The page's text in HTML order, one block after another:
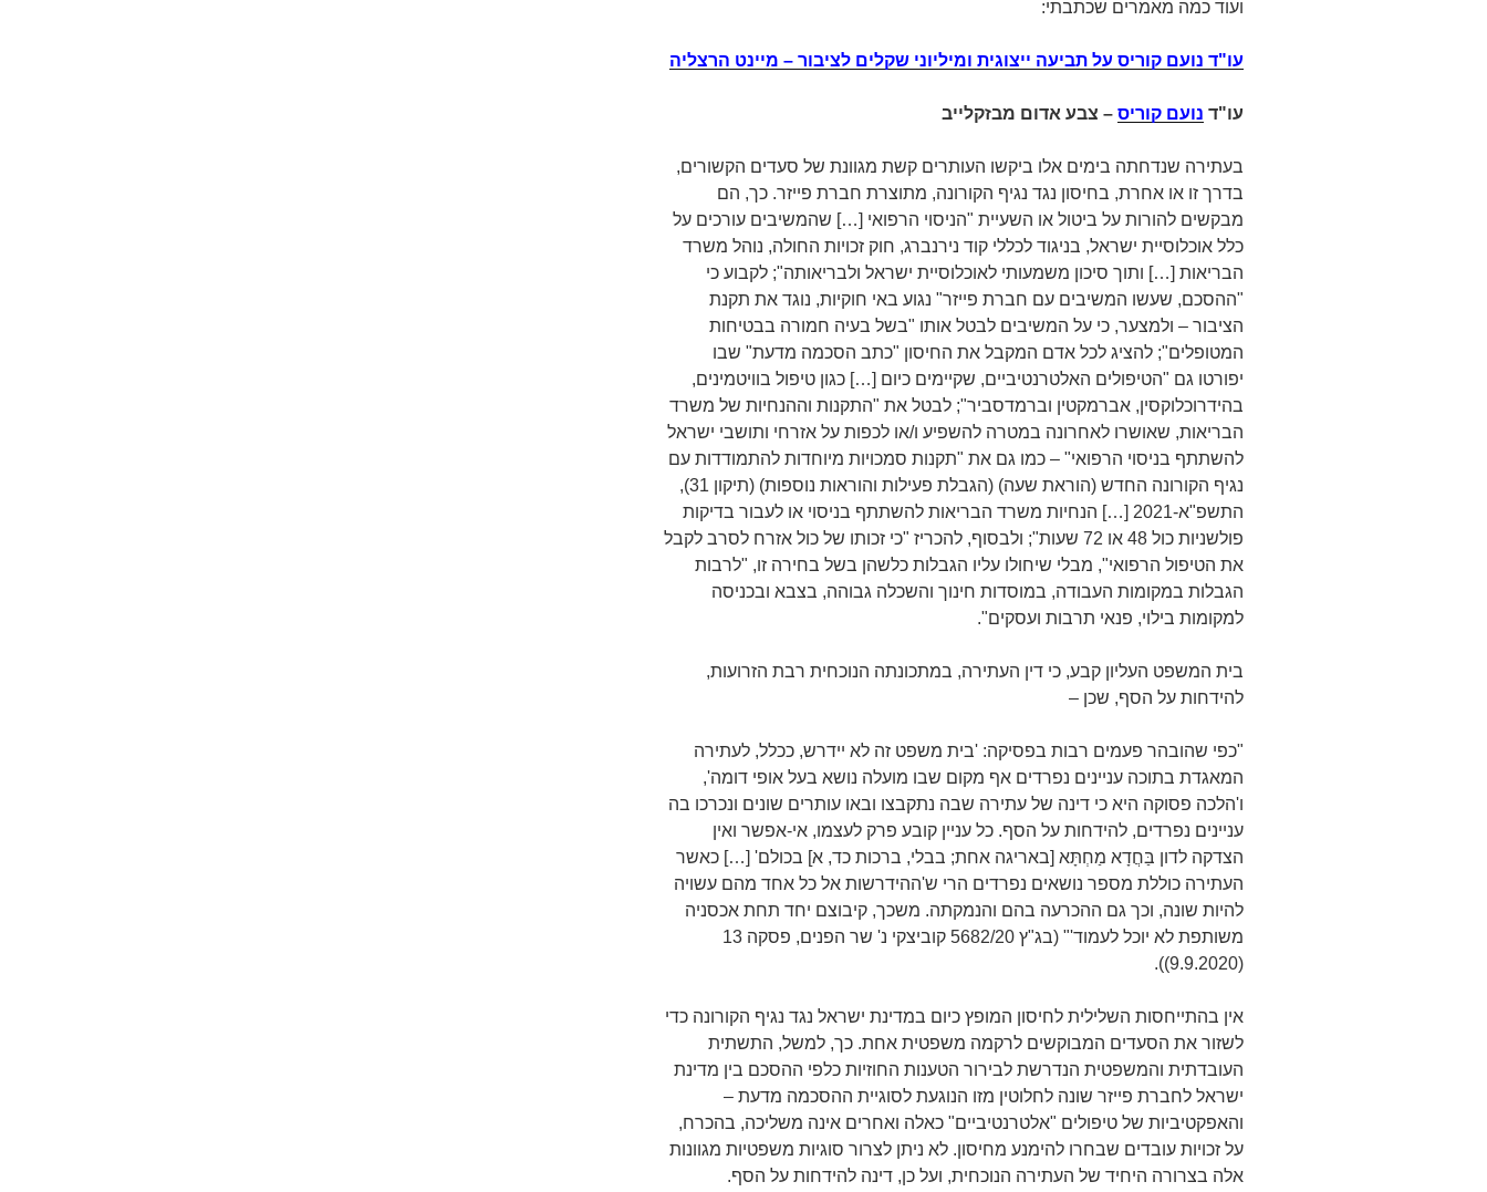
ועוד כמה מאמרים שכתבתי:
עו"ד נועם קוריס על תביעה ייצוגית ומיליוני שקלים לציבור – מיינט הרצליה
עו"ד נועם קוריס – צבע אדום מבזקלייב
בעתירה שנדחתה בימים אלו ביקשו העותרים קשת מגוונת של סעדים הקשורים,
בדרך זו או אחרת, בחיסון נגד נגיף הקורונה, מתוצרת חברת פייזר. כך, הם
מבקשים להורות על ביטול או השעיית "הניסוי הרפואי […] שהמשיבים עורכים על
כלל אוכלוסיית ישראל, בניגוד לכללי קוד נירנברג, חוק זכויות החולה, נוהל משרד
הבריאות […] ותוך סיכון משמעותי לאוכלוסיית ישראל ולבריאותה"; לקבוע כי
"ההסכם, שעשו המשיבים עם חברת פייזר" נגוע באי חוקיות, נוגד את תקנת
הציבור – ולמצער, כי על המשיבים לבטל אותו "בשל בעיה חמורה בבטיחות
המטופלים"; להציג לכל אדם המקבל את החיסון "כתב הסכמה מדעת" שבו
יפורטו גם "הטיפולים האלטרנטיביים, שקיימים כיום […] כגון טיפול בוויטמינים,
בהידרוכלוקסין, אברמקטין וברמדסביר"; לבטל את "התקנות וההנחיות של משרד
הבריאות, שאושרו לאחרונה במטרה להשפיע ו/או לכפות על אזרחי ותושבי ישראל
להשתתף בניסוי הרפואי" – כמו גם את "תקנות סמכויות מיוחדות להתמודדות עם
נגיף הקורונה החדש (הוראת שעה) (הגבלת פעילות והוראות נוספות) (תיקון 31),
התשפ"א-2021 […] הנחיות משרד הבריאות להשתתף בניסוי או לעבור בדיקות
פולשניות כול 48 או 72 שעות"; ולבסוף, להכריז "כי זכותו של כול אזרח לסרב לקבל
את הטיפול הרפואי", מבלי שיחולו עליו הגבלות כלשהן בשל בחירה זו, "לרבות
הגבלות במקומות העבודה, במוסדות חינוך והשכלה גבוהה, בצבא ובכניסה
למקומות בילוי, פנאי תרבות ועסקים".
בית המשפט העליון קבע, כי דין העתירה, במתכונתה הנוכחית רבת הזרועות,
להידחות על הסף, שכן –
"כפי שהובהר פעמים רבות בפסיקה: 'בית משפט זה לא יידרש, ככלל, לעתירה
המאגדת בתוכה עניינים נפרדים אף מקום שבו מועלה נושא בעל אופי דומה',
ו'הלכה פסוקה היא כי דינה של עתירה שבה נתקבצו ובאו עותרים שונים ונכרכו בה
עניינים נפרדים, להידחות על הסף. כל עניין קובע פרק לעצמו, אי-אפשר ואין
הצדקה לדון בַּחֲדָא מַחְתָּא [באריגה אחת; בבלי, ברכות כד, א] בכולם' […] כאשר
העתירה כוללת מספר נושאים נפרדים הרי ש'ההידרשות אל כל אחד מהם עשויה
להיות שונה, וכך גם ההכרעה בהם והנמקתה. משכך, קיבוצם יחד תחת אכסניה
משותפת לא יוכל לעמוד'" (בג"ץ 5682/20 קוביצקי נ' שר הפנים, פסקה 13
(9.9.2020)).
אין בהתייחסות השלילית לחיסון המופץ כיום במדינת ישראל נגד נגיף הקורונה כדי
לשזור את הסעדים המבוקשים לרקמה משפטית אחת. כך, למשל, התשתית
העובדתית והמשפטית הנדרשת לבירור הטענות החוזיות כלפי ההסכם בין מדינת
ישראל לחברת פייזר שונה לחלוטין מזו הנוגעת לסוגיית ההסכמה מדעת –
והאפקטיביות של טיפולים "אלטרנטיביים" כאלה ואחרים אינה משליכה, בהכרח,
על זכויות עובדים שבחרו להימנע מחיסון. לא ניתן לצרור סוגיות משפטיות מגוונות
אלה בצרורה היחיד של העתירה הנוכחית, ועל כן, דינה להידחות על הסף.